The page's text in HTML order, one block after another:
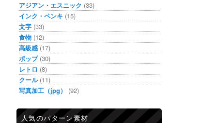
アジアン・エスニック (33)
インク・ペンキ (15)
文字 (33)
食物 (12)
高級感 (17)
ポップ(30)
レトロ (8)
クール(11)
写真加工（jpg）
(92)
人気のパターン素材